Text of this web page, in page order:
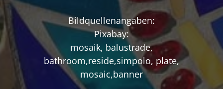
Bildquellenangaben:
Pixabay:
mosaik, balustrade,
bathroom,reside,simpolo, plate,
mosaic,banner